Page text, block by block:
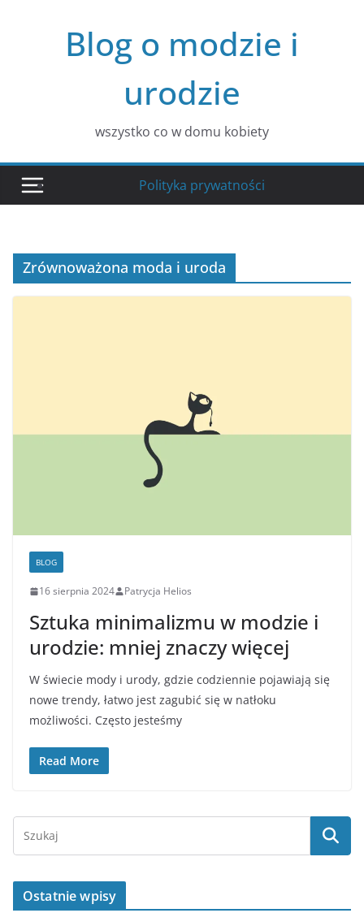
Blog o modzie i
urodzie
wszystko co w domu kobiety
Polityka prywatności
Zrównoważona moda i uroda
BLOG
16 sierpnia 2024 Patrycja Helios
Sztuka minimalizmu w modzie i
urodzie: mniej znaczy więcej
W świecie mody i urody, gdzie codziennie pojawiają się
nowe trendy, łatwo jest zagubić się w natłoku
możliwości. Często jesteśmy
Read More
Ostatnie wpisy